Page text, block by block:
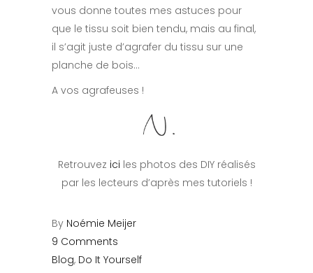
vous donne toutes mes astuces pour
que le tissu soit bien tendu, mais au final,
il s’agit juste d’agrafer du tissu sur une
planche de bois…
A vos agrafeuses !
Retrouvez ici les photos des DIY réalisés
par les lecteurs d’après mes tutoriels !
By Noémie Meijer
9 Comments
Blog, Do It Yourself